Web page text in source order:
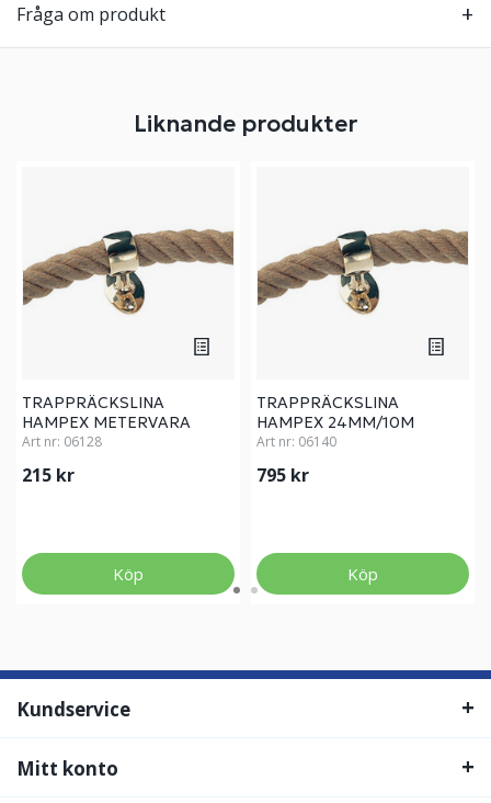
Fråga om produkt
Liknande produkter
TRAPPRÄCKSLINA
HAMPEX METERVARA
Art nr: 06128
215 kr
Köp
TRAPPRÄCKSLINA
HAMPEX 24MM/10M
Art nr: 06140
795 kr
Köp
Kundservice
Mitt konto